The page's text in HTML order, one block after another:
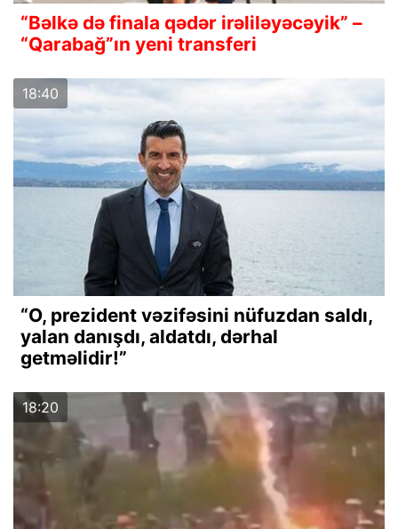
“Bəlkə də finala qədər irəliləyəcəyik” –
“Qarabağ”ın yeni transferi
18:40
“O, prezident vəzifəsini nüfuzdan saldı,
yalan danışdı, aldatdı, dərhal
getməlidir!”
18:20